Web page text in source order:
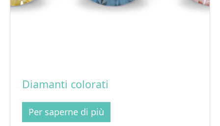
Diamanti colorati
Per saperne di più